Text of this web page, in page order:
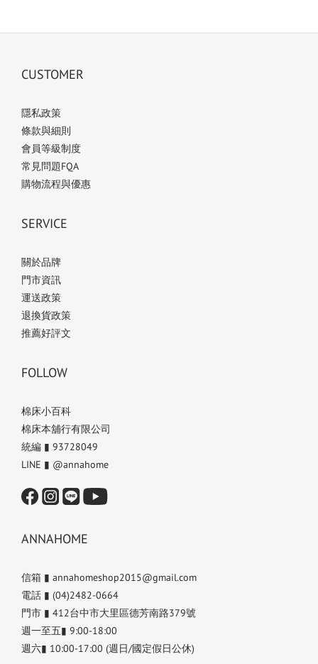
CUSTOMER
隱私政策
條款與細則
會員等級制度
常見問題FQA
購物流程與優惠
SERVICE
關於品牌
門市資訊
運送政策
退換貨政策
推薦好評文
FOLLOW
棉床小百科
棉床本舖行有限公司
統編 ▮ 93728049
LINE ▮ @annahome
ANNAHOME
信箱 ▮ annahomeshop2015@gmail.com
電話 ▮ (04)2482-0664
門市 ▮ 412台中市大里區德芳南路379號
週一至五▮ 9:00-18:00
週六▮ 10:00-17:00 (週日/國定假日公休)